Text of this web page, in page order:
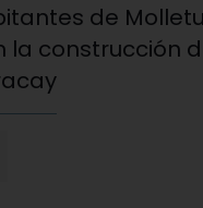
de
la construcción